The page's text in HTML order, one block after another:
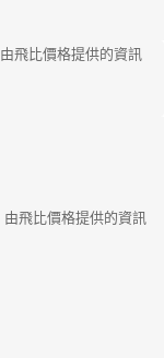
由飛比價格提供的資訊
由飛比價格提供的資訊